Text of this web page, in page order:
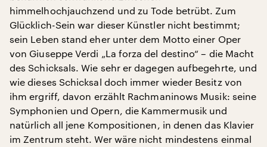
himmelhochjauchzend und zu Tode betrübt. Zum
Glücklich-Sein war dieser Künstler nicht bestimmt;
sein Leben stand eher unter dem Motto einer Oper
von Giuseppe Verdi „La forza del destino“ – die Macht
des Schicksals. Wie sehr er dagegen aufbegehrte, und
wie dieses Schicksal doch immer wieder Besitz von
ihm ergriff, davon erzählt Rachmaninows Musik: seine
Symphonien und Opern, die Kammermusik und
natürlich all jene Kompositionen, in denen das Klavier
im Zentrum steht. Wer wäre nicht mindestens einmal